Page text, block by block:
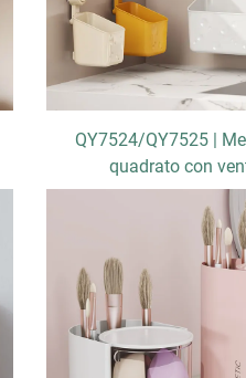
QY7524/QY7525 |
quadrato con